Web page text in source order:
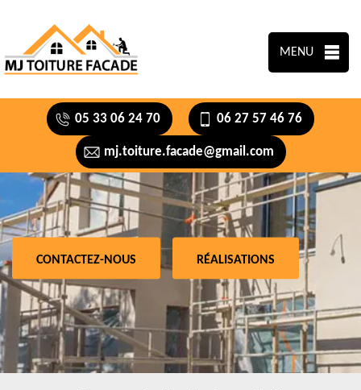
MENU
05 33 06 24 70 06 27 57 46 76
mj.toiture.facade@gmail.com
CONTACTEZ-NOUS RÉALISATIONS